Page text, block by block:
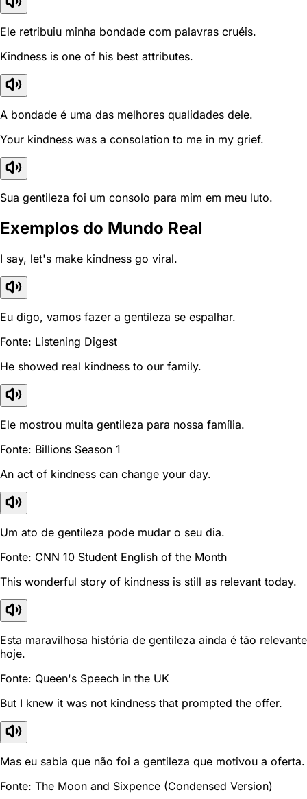
Ele retribuiu minha bondade com palavras cruéis.
Kindness is one of his best attributes.
A bondade é uma das melhores qualidades dele.
Your kindness was a consolation to me in my grief.
Sua gentileza foi um consolo para mim em meu luto.
Exemplos do Mundo Real
I say, let's make kindness go viral.
Eu digo, vamos fazer a gentileza se espalhar.
Fonte: Listening Digest
He showed real kindness to our family.
Ele mostrou muita gentileza para nossa família.
Fonte: Billions Season 1
An act of kindness can change your day.
Um ato de gentileza pode mudar o seu dia.
Fonte: CNN 10 Student English of the Month
This wonderful story of kindness is still as relevant today.
Esta maravilhosa história de gentileza ainda é tão relevante
hoje.
Fonte: Queen's Speech in the UK
But I knew it was not kindness that prompted the offer.
Mas eu sabia que não foi a gentileza que motivou a oferta.
Fonte: The Moon and Sixpence (Condensed Version)